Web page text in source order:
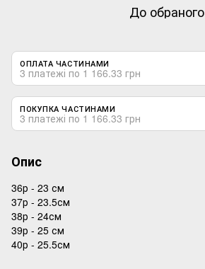
До обраного
ОПЛАТА ЧАСТИНАМИ
3 платежі по 1 166.33 грн
ПОКУПКА ЧАСТИНАМИ
3 платежі по 1 166.33 грн
Опис
36р - 23 см
37р - 23.5см
38р - 24см
39р - 25 см
40р - 25.5см